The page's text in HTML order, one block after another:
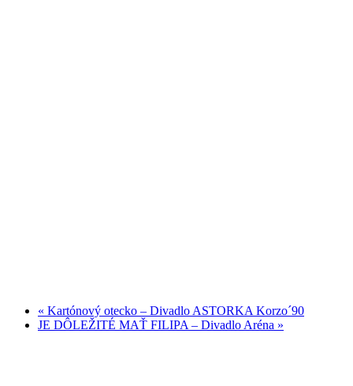
« Kartónový otecko – Divadlo ASTORKA Korzo´90
JE DÔLEŽITÉ MAŤ FILIPA – Divadlo Aréna »